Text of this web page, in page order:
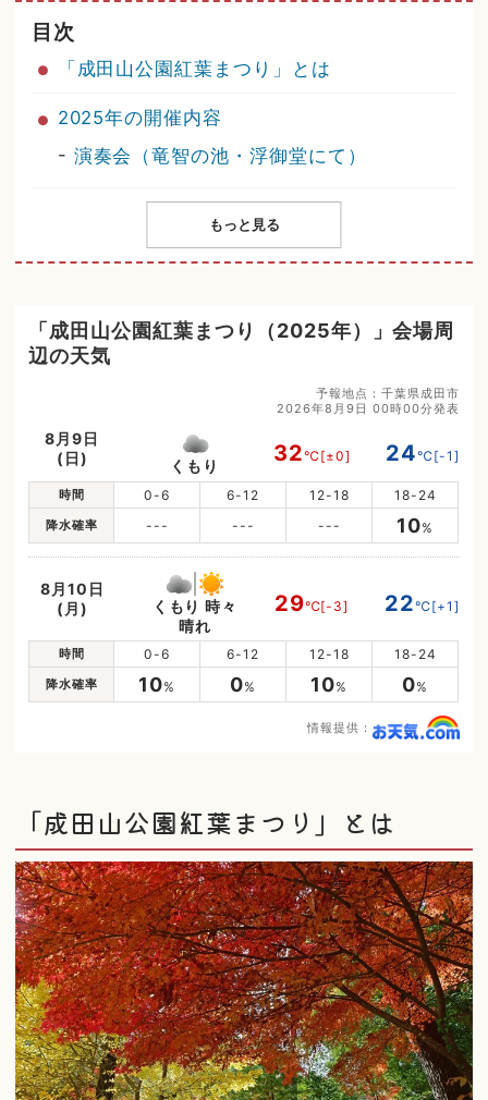
目次
「成田山公園紅葉まつり」とは
2025年の開催内容
- 演奏会（竜智の池・浮御堂にて）
もっと見る
「成田山公園紅葉まつり（2025年）」会場周
辺の天気
予報地点：千葉県成田市
2026年8月9日 00時00分発表
8月9日
(日)
くもり 32℃[±0] 24℃[-1]
時間 0-6 6-12 12-18 18-24
降水確率 --- --- --- 10%
8月10日
(月)
くもり 時々
晴れ
29℃[-3] 22℃[+1]
時間 0-6 6-12 12-18 18-24
降水確率 10% 0% 10% 0%
情報提供：
「成田山公園紅葉まつり」とは